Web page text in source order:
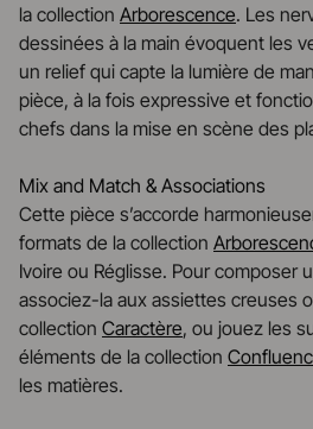
la collection Arborescence. Les
dessinées à la main évoquent les
un relief qui capte la lumière de
pièce, à la fois expressive et
chefs dans la mise en scène des
Mix and Match & Associations
Cette pièce s’accorde
formats de la collection
Ivoire ou Réglisse. Pour composer
associez-la aux assiettes creuses
collection Caractère, ou jouez les
éléments de la collection
les matières.